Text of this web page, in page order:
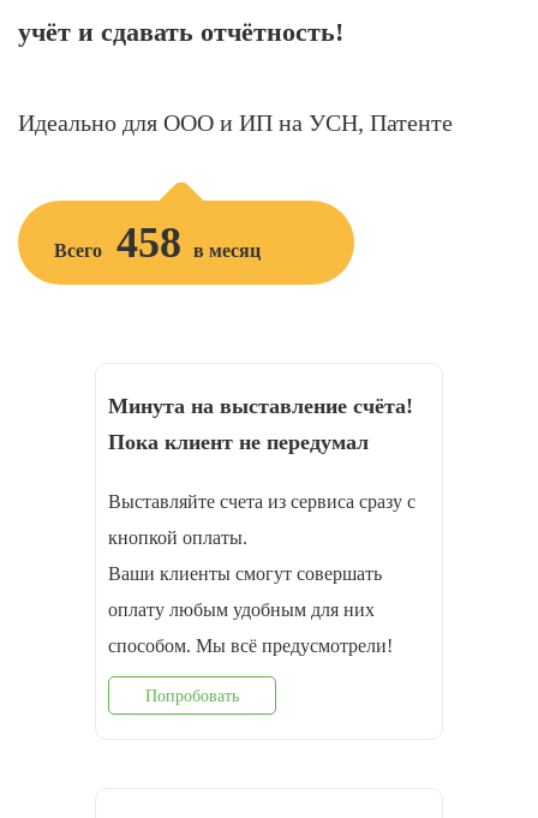
учёт и сдавать отчётность!
Идеально для ООО и ИП на УСН, Патенте
Всего 458 в месяц
Минута на выставление счёта!
Пока клиент не передумал
Выставляйте счета из сервиса сразу с
кнопкой оплаты.
Ваши клиенты смогут совершать
оплату любым удобным для них
способом. Мы всё предусмотрели!
Попробовать